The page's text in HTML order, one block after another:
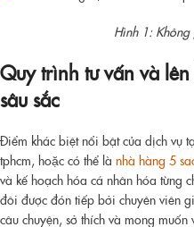
Hình 1:
Quy trình tư vấn và
sâu sắc
Điểm khác biệt nổi bật của dịch vụ
tphcm, hoặc có thể là nhà hàng 5
và kế hoạch hóa cá nhân hóa từng
đôi được đón tiếp bởi chuyên viên
câu chuyện, sở thích và mong